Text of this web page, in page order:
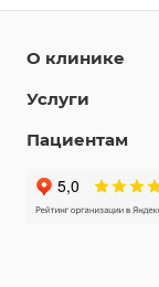
О клинике
Услуги
Пациентам